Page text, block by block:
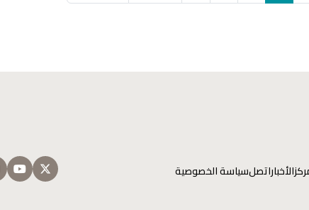
الأخباراتصلسياسة الخصوصية